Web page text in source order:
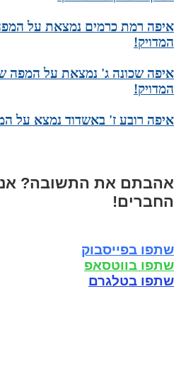
איפה רמת כרמים נמצאת על
המדויק!
איפה שכונה ג' נמצאת על המפה
המדויק!
איפה רובע ז' באשדוד נמצא על
אהבתם את התשובה?
החברים!
שתפו בפייסבוק
שתפו בווטסאפ
שתפו בטלגרם